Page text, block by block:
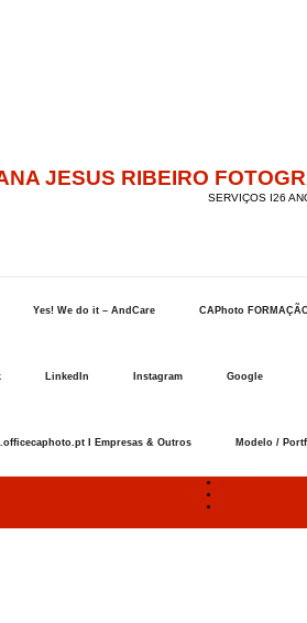
JESUS RIBEIRO
SERVIÇOS I26
Yes! We do it – AndCare CAPhoto
LinkedIn Instagram Google
I Empresas & Outros Modelo /